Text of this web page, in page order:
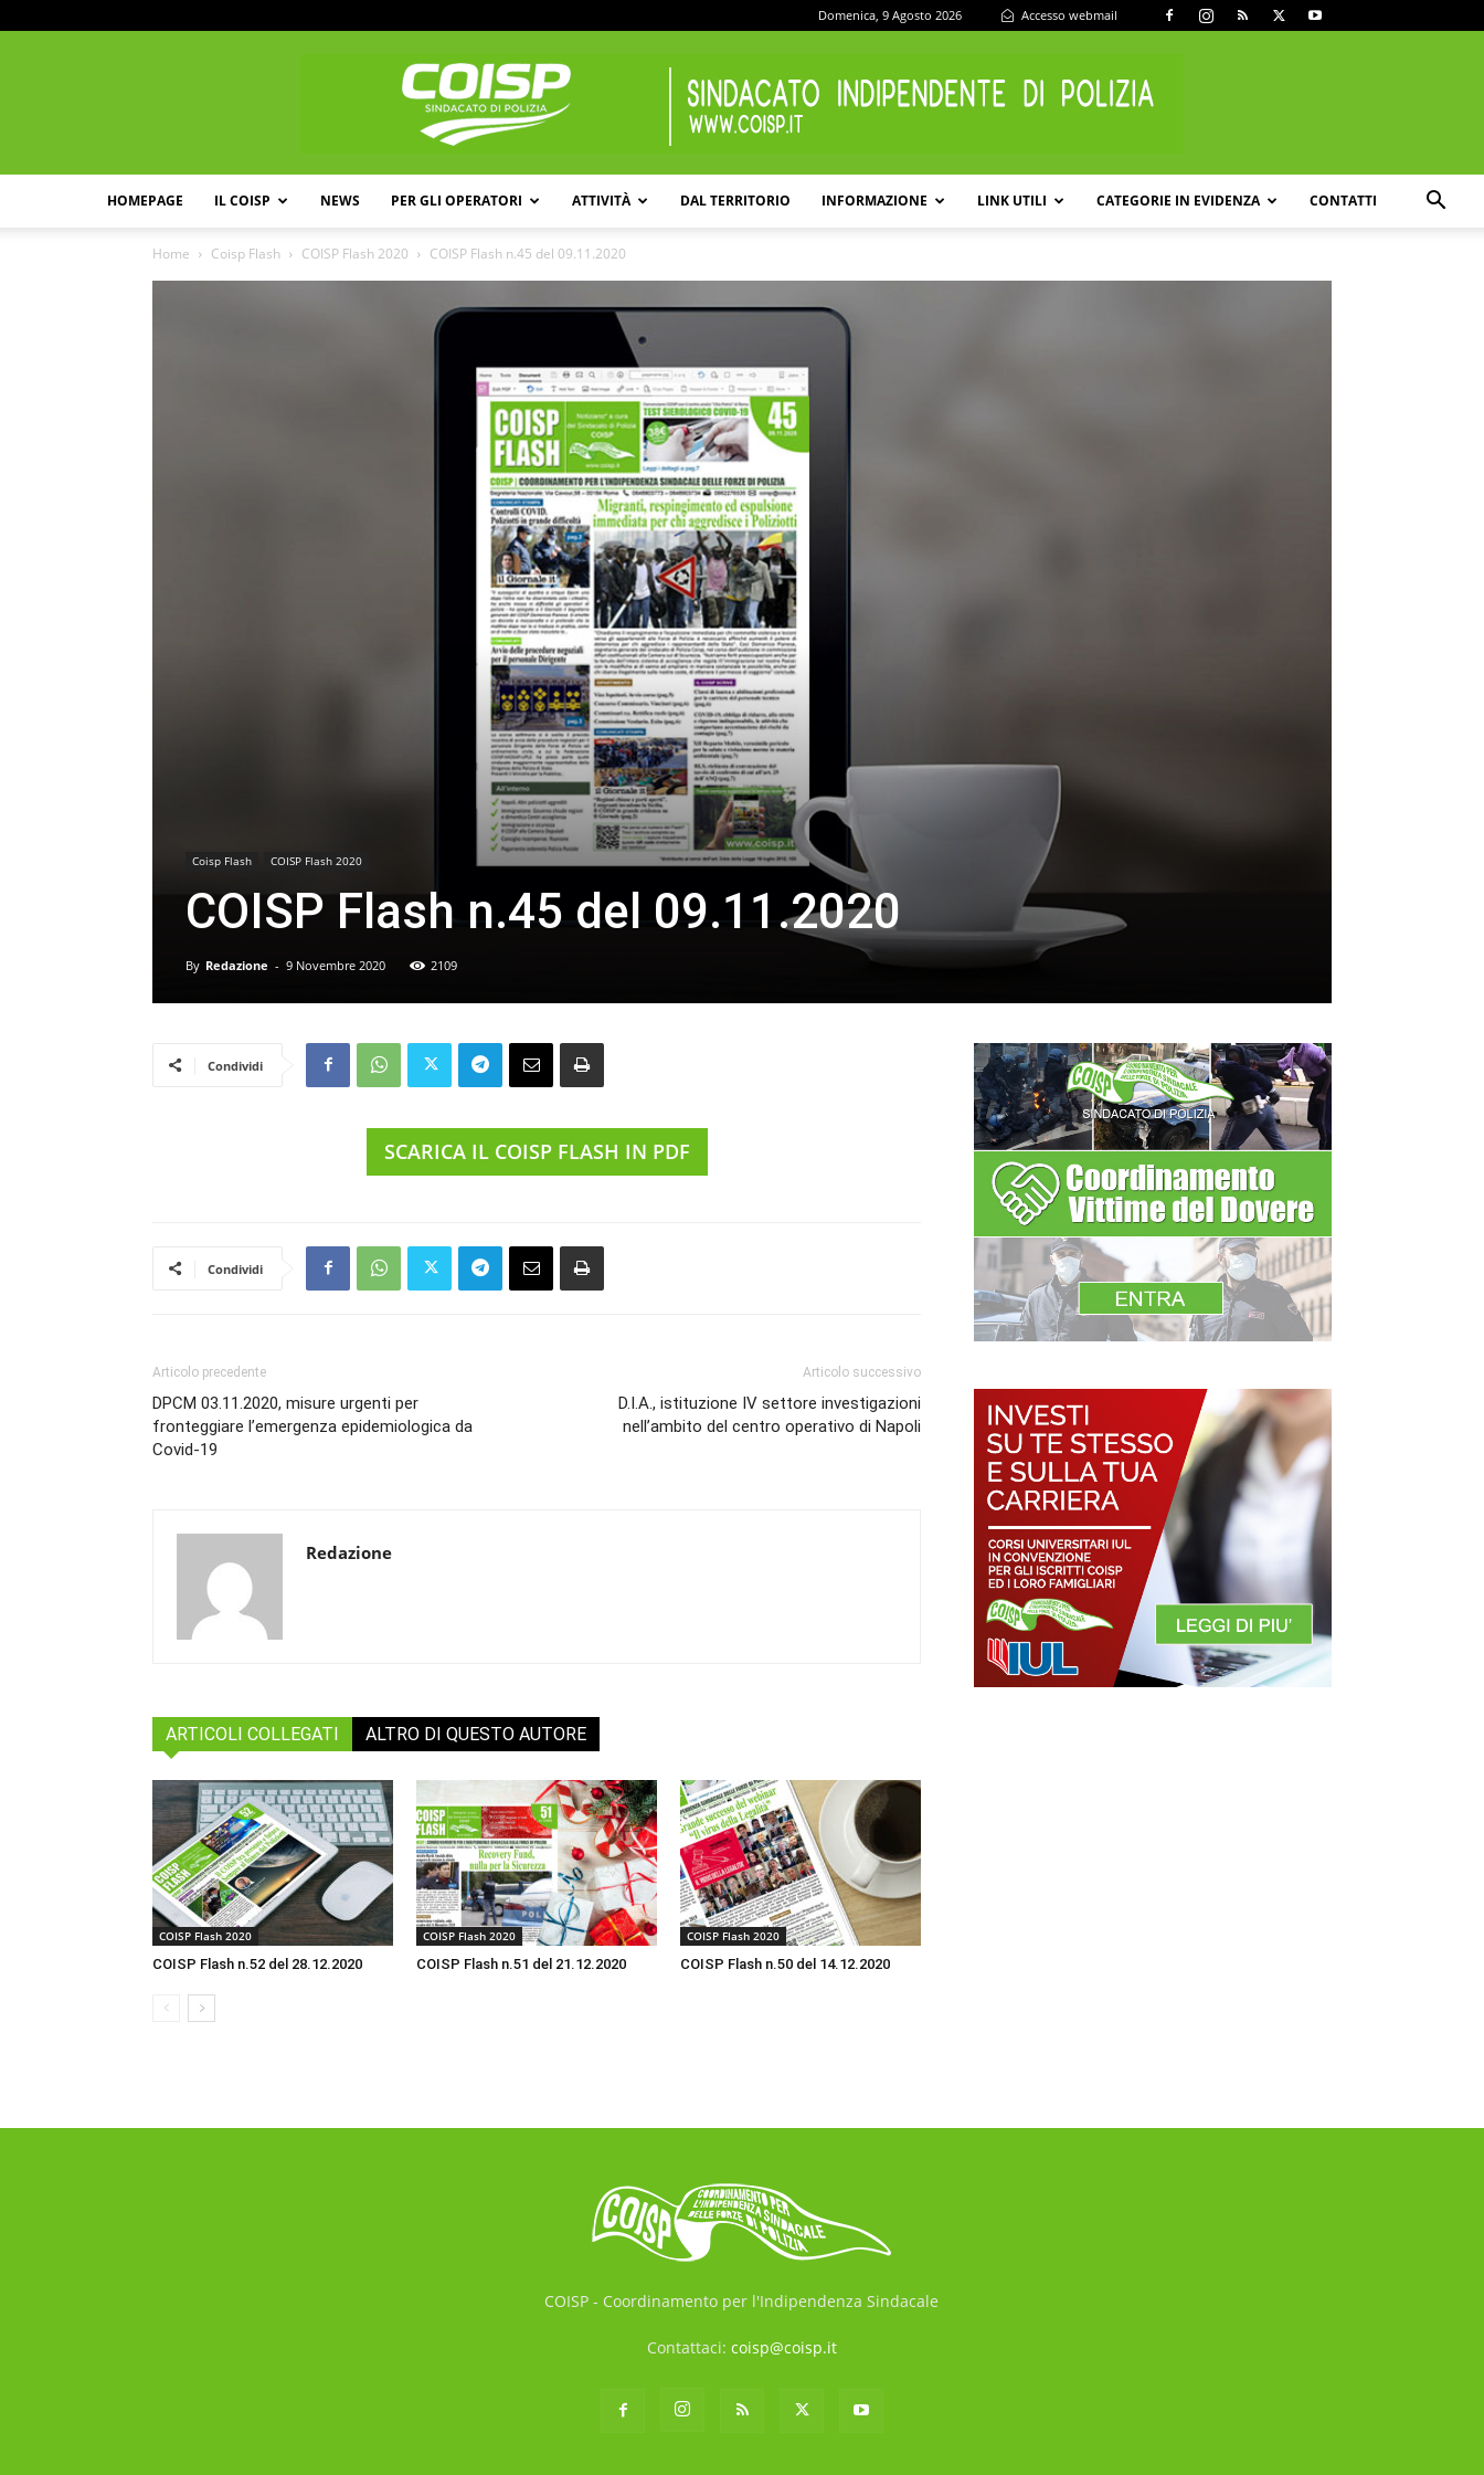
Domenica, 9 Agosto 2026 Accesso webmail
HOMEPAGE IL COISP NEWS PER GLI OPERATORI ATTIVITÀ DAL TERRITORIO INFORMAZIONE LINK UTILI CATEGORIE IN EVIDENZA CONTATTI
Home Coisp Flash COISP Flash 2020 COISP Flash n.45 del 09.11.2020
Coisp Flash COISP Flash 2020
COISP Flash n.45 del 09.11.2020
By Redazione - 9 Novembre 2020 2109
Condividi
SCARICA IL COISP FLASH IN PDF
Condividi
Articolo precedente
DPCM 03.11.2020, misure urgenti per
fronteggiare l’emergenza epidemiologica da
Covid-19
Articolo successivo
D.I.A., istituzione IV settore investigazioni
nell’ambito del centro operativo di Napoli
Redazione
ARTICOLI COLLEGATI ALTRO DI QUESTO AUTORE
COISP Flash 2020
COISP Flash n.52 del 28.12.2020
COISP Flash 2020
COISP Flash n.51 del 21.12.2020
COISP Flash 2020
COISP Flash n.50 del 14.12.2020
COISP - Coordinamento per l'Indipendenza Sindacale
Contattaci: coisp@coisp.it